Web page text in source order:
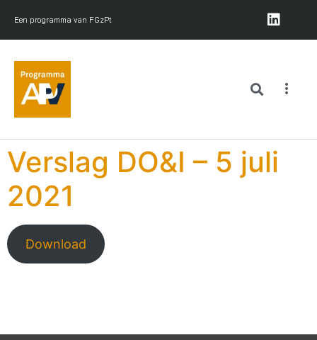
Een programma van FGzPt
Verslag DO&I – 5 juli
2021
Download